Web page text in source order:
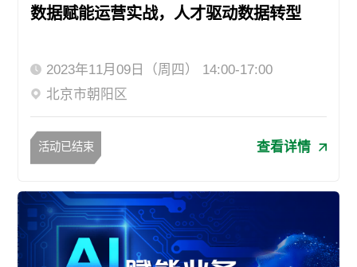
数据赋能运营实战，人才驱动数据转型
2023年11月09日（周四） 14:00-17:00
北京市朝阳区
活动已结束 查看详情